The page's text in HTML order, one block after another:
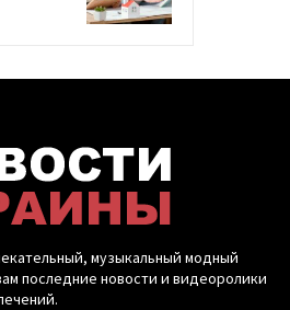
музыкальный модный
последние новости и видеоролики